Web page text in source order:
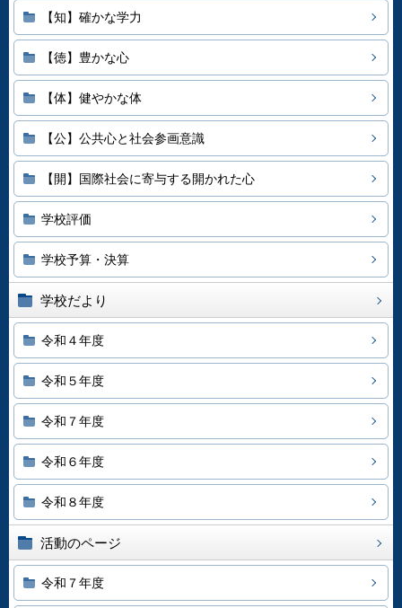
【知】確かな学力
【徳】豊かな心
【体】健やかな体
【公】公共心と社会参画意識
【開】国際社会に寄与する開かれた心
学校評価
学校予算・決算
学校だより
令和４年度
令和５年度
令和７年度
令和６年度
令和８年度
活動のページ
令和７年度